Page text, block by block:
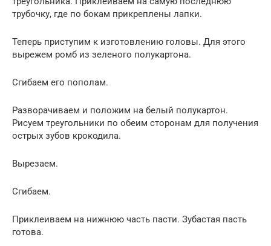
трубочку, где по бокам прикреплены лапки.
Теперь приступим к изготовлению головы. Для этого
вырежем ромб из зеленого полукартона.
Сгибаем его пополам.
Разворачиваем и положим на белый полукартон.
Рисуем треугольники по обеим сторонам для получения
острых зубов крокодила.
Вырезаем.
Сгибаем.
Приклеиваем на нижнюю часть пасти. Зубастая пасть
готова.